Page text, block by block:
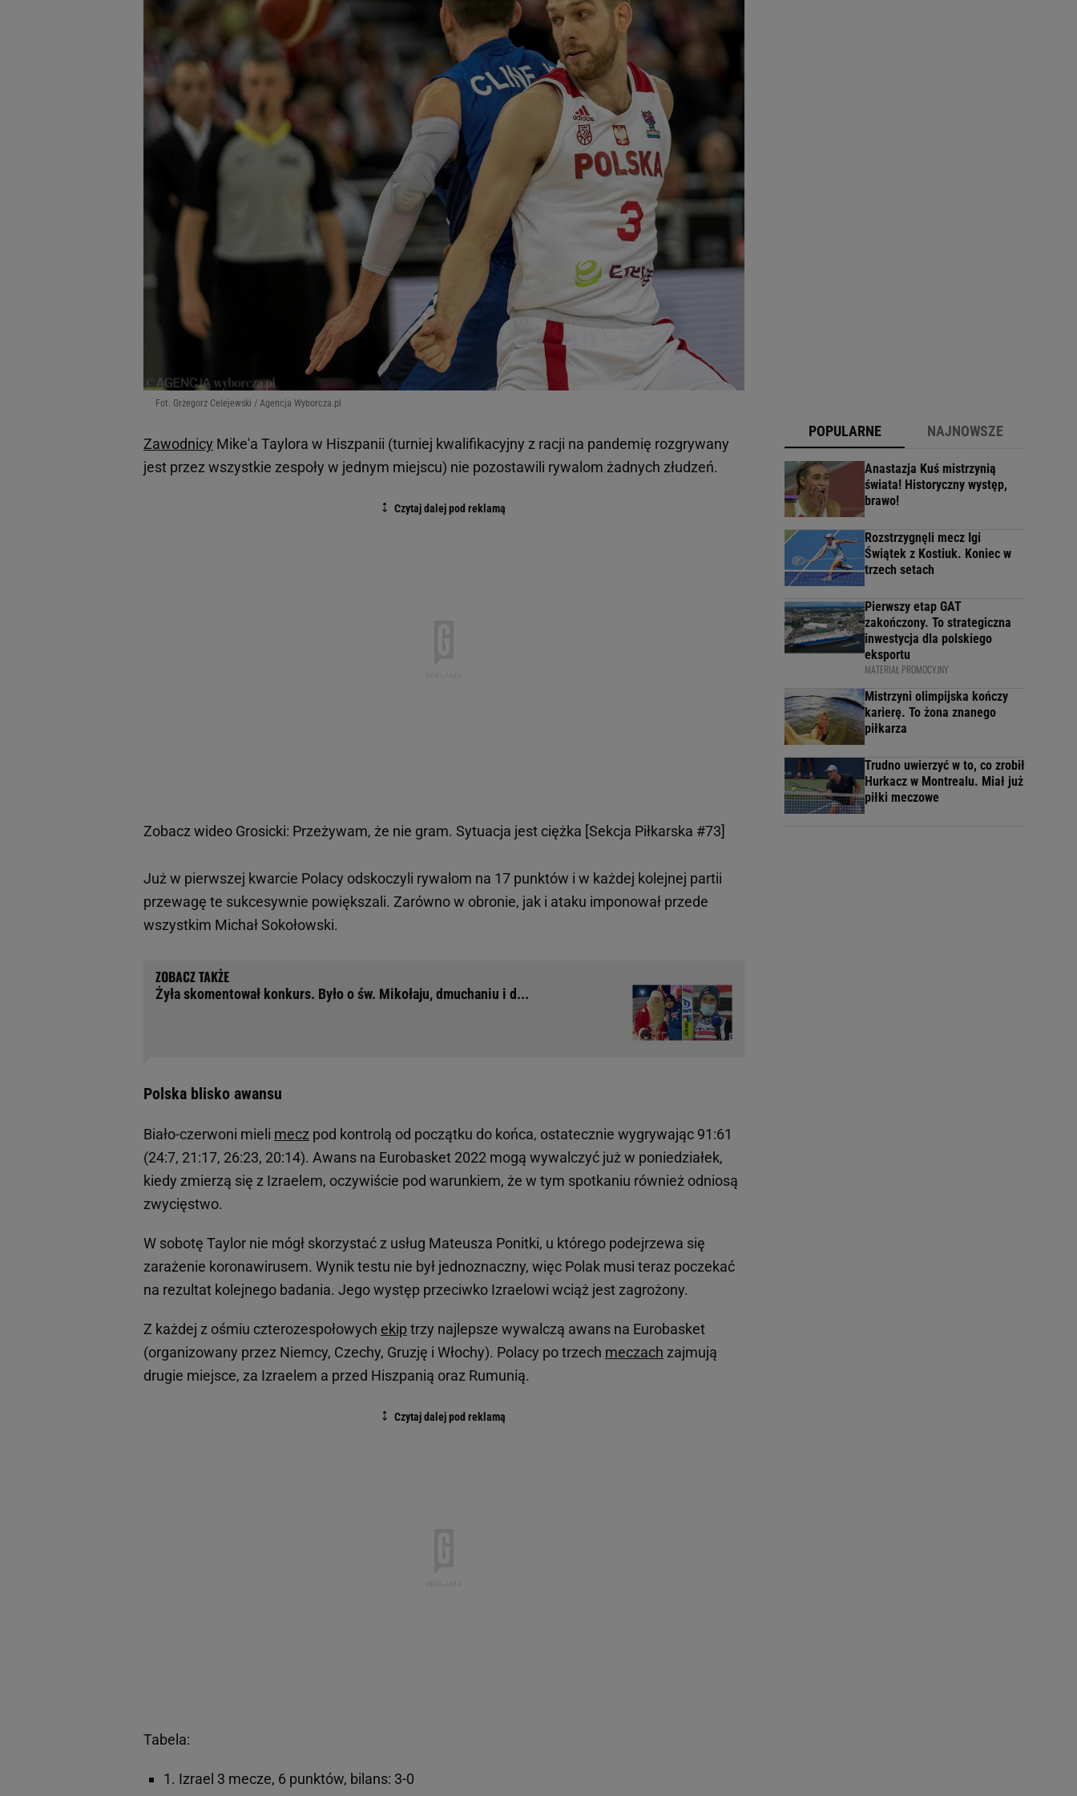
Fot. Grzegorz Celejewski / Agencja Wyborcza.pl
Zawodnicy Mike'a Taylora w Hiszpanii (turniej kwalifikacyjny z racji na pandemię rozgrywany
jest przez wszystkie zespoły w jednym miejscu) nie pozostawili rywalom żadnych złudzeń.
Zobacz wideo Grosicki: Przeżywam, że nie gram. Sytuacja jest ciężka [Sekcja Piłkarska #73]
Już w pierwszej kwarcie Polacy odskoczyli rywalom na 17 punktów i w każdej kolejnej partii
przewagę te sukcesywnie powiększali. Zarówno w obronie, jak i ataku imponował przede
wszystkim Michał Sokołowski.
Żyła skomentował konkurs. Było o św. Mikołaju, dmuchaniu i d...
Polska blisko awansu
Biało-czerwoni mieli mecz pod kontrolą od początku do końca, ostatecznie wygrywając 91:61
(24:7, 21:17, 26:23, 20:14). Awans na Eurobasket 2022 mogą wywalczyć już w poniedziałek,
kiedy zmierzą się z Izraelem, oczywiście pod warunkiem, że w tym spotkaniu również odniosą
zwycięstwo.
W sobotę Taylor nie mógł skorzystać z usług Mateusza Ponitki, u którego podejrzewa się
zarażenie koronawirusem. Wynik testu nie był jednoznaczny, więc Polak musi teraz poczekać
na rezultat kolejnego badania. Jego występ przeciwko Izraelowi wciąż jest zagrożony.
Z każdej z ośmiu czterozespołowych ekiptrzy najlepsze wywalczą awans na Eurobasket
(organizowany przez Niemcy, Czechy, Gruzję i Włochy). Polacy po trzech meczach zajmują
drugie miejsce, za Izraelem a przed Hiszpanią oraz Rumunią.
Tabela:
1. Izrael 3 mecze, 6 punktów, bilans: 3-0
POPULARNE NAJNOWSZE
Anastazja Kuś mistrzynią
świata! Historyczny występ,
brawo!
Rozstrzygnęli mecz Igi
Świątek z Kostiuk. Koniec w
trzech setach
Pierwszy etap GAT
zakończony. To strategiczna
inwestycja dla polskiego
eksportu
MATERIAŁ PROMOCYJNY
Mistrzyni olimpijska kończy
karierę. To żona znanego
piłkarza
Trudno uwierzyć w to, co zrobił
Hurkacz w Montrealu. Miał już
piłki meczowe